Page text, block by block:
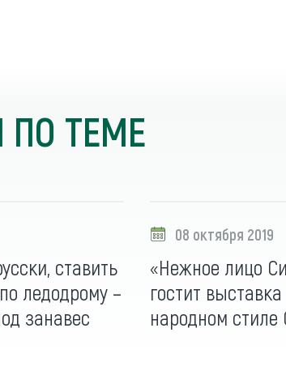
ПО ТЕМЕ
ставить
ледодрому –
занавес
08 октября 2019
«Нежное лицо
гостит
народном